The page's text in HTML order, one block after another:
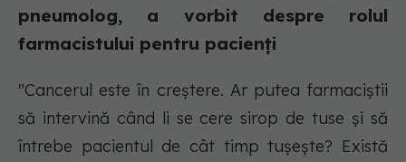
pneumolog, a vorbit despre rolul
farmacistului pentru pacienți
"Cancerul este în creștere. Ar putea farmaciștii
să intervină când li se cere sirop de tuse și să
întrebe pacientul de cât timp tușește? Există